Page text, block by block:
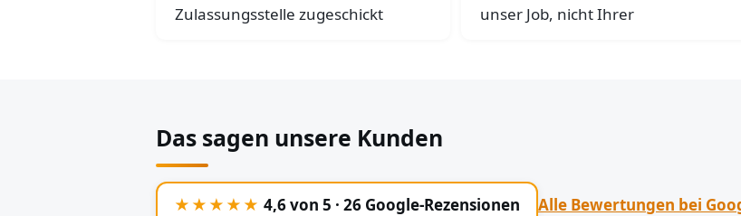
Zulassungsstelle zugeschickt
unser Job, nicht Ihrer
Das sagen unsere Kunden
★★★★★ 4,6 von 5 · 26 Google-Rezensionen Alle Bewertungen bei